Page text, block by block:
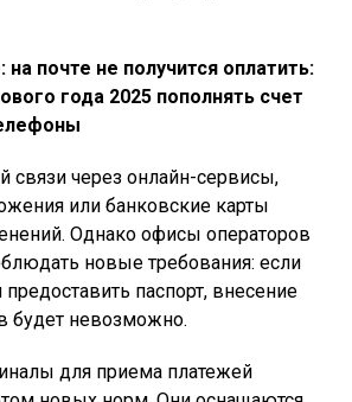
на почте не получится оплатить:
года 2025 пополнять счет
связи через онлайн-сервисы,
или банковские карты
Однако офисы операторов
новые требования: если
предоставить паспорт, внесение
будет невозможно.
для приема платежей